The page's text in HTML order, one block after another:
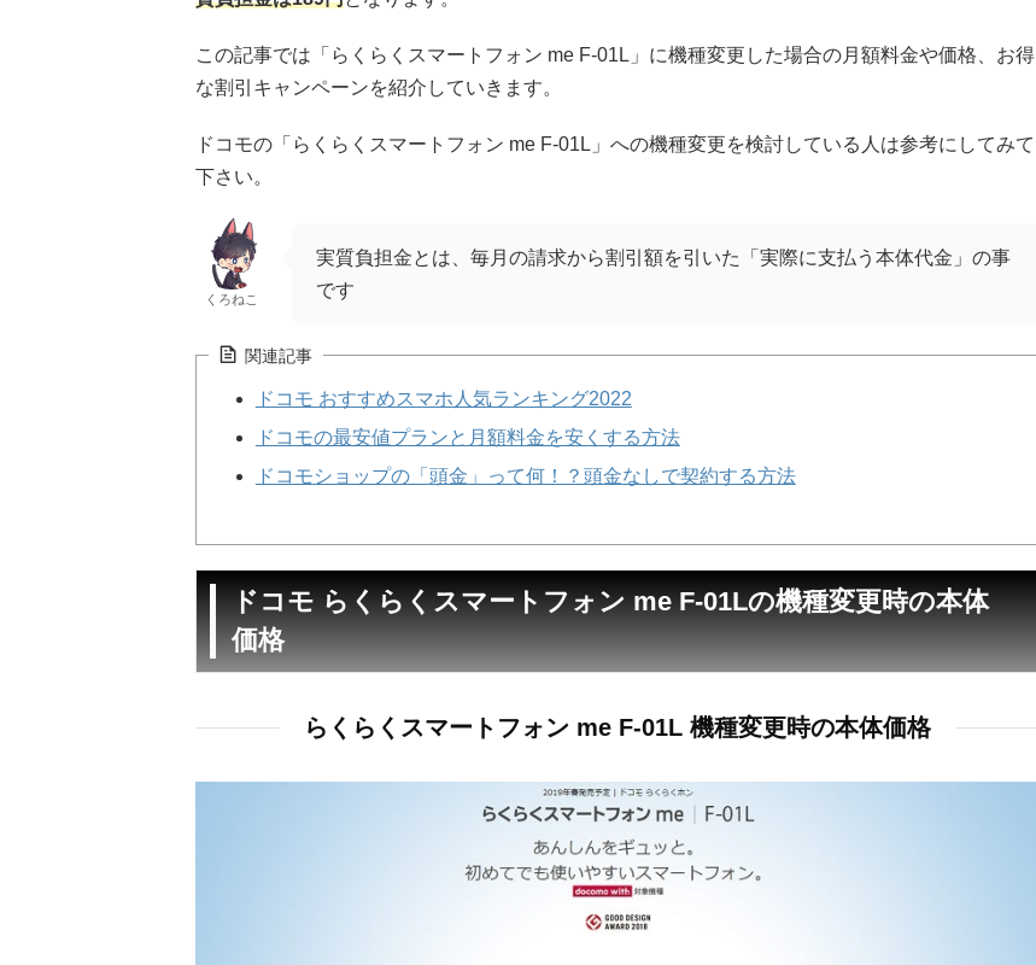
この記事では「らくらくスマートフォン me F-01L」に機種変更した場合の月額料金や価格、お得
な割引キャンペーンを紹介していきます。
ドコモの「らくらくスマートフォン me F-01L」への機種変更を検討している人は参考にしてみて
下さい。
くろねこ
実質負担金とは、毎月の請求から割引額を引いた「実際に支払う本体代金」の事
です
関連記事
ドコモ おすすめスマホ人気ランキング2022
ドコモの最安値プランと月額料金を安くする方法
ドコモショップの「頭金」って何！？頭金なしで契約する方法
ドコモ らくらくスマートフォン me F-01Lの機種変更時の本体
価格
らくらくスマートフォン me F-01L 機種変更時の本体価格